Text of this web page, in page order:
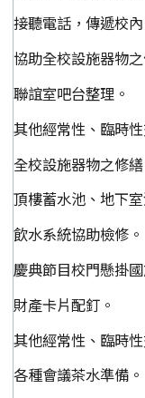
接聽電話，傳遞校
協助全校設施器物之
聯誼室吧台整理。
其他經常性、臨時
全校設施器物之修繕
頂樓蓄水池、地下
飲水系統協助檢修。
慶典節目校門懸掛國
財產卡片配釘。
其他經常性、臨時
各種會議茶水準備。